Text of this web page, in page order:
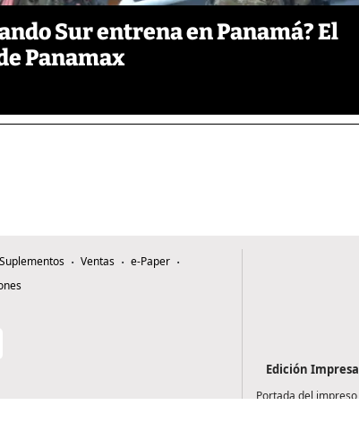
Sur entrena en Panamá? El
Panamax
Suplementos Ventas
e-Paper
Edición Impresa
Portada del impreso